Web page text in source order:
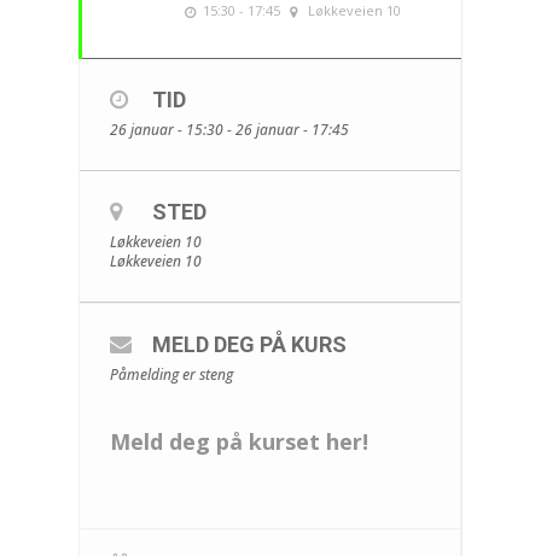
15:30 - 17:45 Løkkeveien 10
TID
26 januar - 15:30 - 26 januar - 17:45
STED
Løkkeveien 10
Løkkeveien 10
MELD DEG PÅ KURS
Påmelding er steng
Meld deg på kurset her!